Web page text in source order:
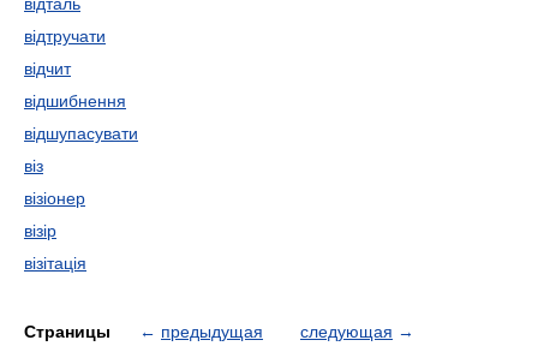
відтручати
відчит
відшибнення
відшупасувати
віз
візіонер
візір
візітація
Страницы ← предыдущая следующая →